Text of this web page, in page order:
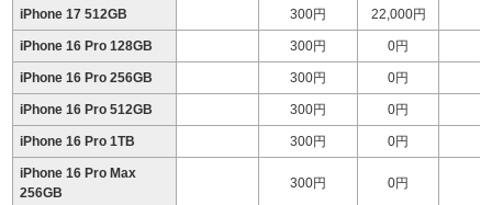
iPhone 17 512GB 300円 22,000円
iPhone 16 Pro 128GB 300円 0円
iPhone 16 Pro 256GB 300円 0円
iPhone 16 Pro 512GB 300円 0円
iPhone 16 Pro 1TB 300円 0円
iPhone 16 Pro Max
256GB
300円 0円